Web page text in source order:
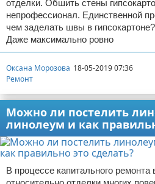
отделки. Обшить стены
непрофессионал. Единственной
чем заделать швы в
Даже максимально ровно
Оксана Морозова 18-05-2019 07:36
Ремонт
Можно ли постелить
линолеум и как
В процессе капитального